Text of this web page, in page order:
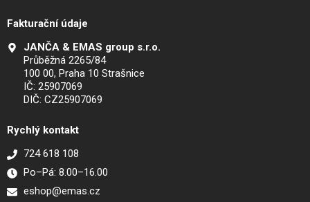
Fakturační údaje
JANČA & EMAS group s.r.o.
Průběžná 2265/84
100 00, Praha 10 Strašnice
IČ: 25907069
DIČ: CZ25907069
Rychlý kontakt
724 618 108
Po–Pá: 8.00–16.00
eshop@emas.cz